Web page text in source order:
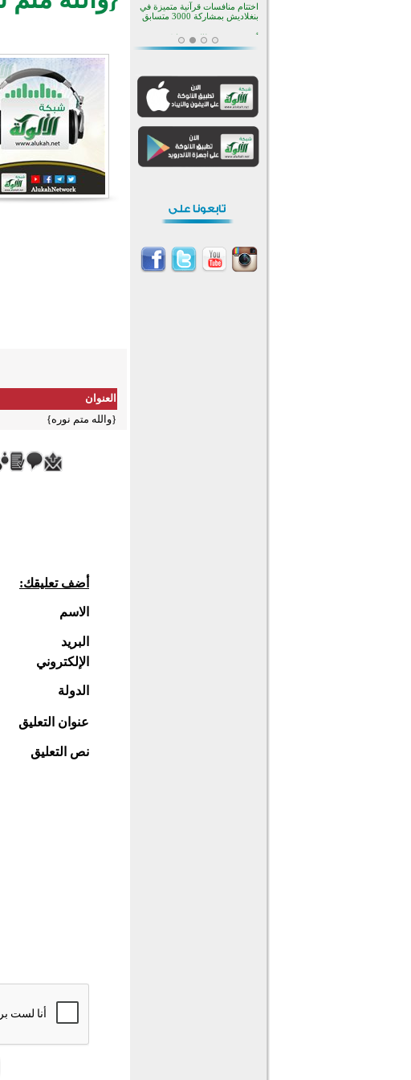
العنوان
{والله متم نوره}
أضف تعليقك:
الاسم
البريد
الإلكتروني
الدولة
عنوان التعليق
نص التعليق
افتتاح تاريخي لأول مسجد في بلييفليا
بالجبل الأسود منذ أكثر من قرن
منطقة ريبوفسي تحتفل بميلاد
أكبر مشروع إسلامي في ريف
أستراليا يفتتح أبوابه بعد سنوات من
العمل والعطاء
القرآن والتربية في صدارة البرامج
الصيفية للمسلمين في بينزا
وساراتوف وموردوفيا هذا العام
اختتام الدورة التاسعة لمسابقة حفظ
وتلاوة القرآن الكريم في أزناكاييف
أكثر من 100 شخص يتعرفون على
بنغلاديش بمشاركة 3000 متسابق